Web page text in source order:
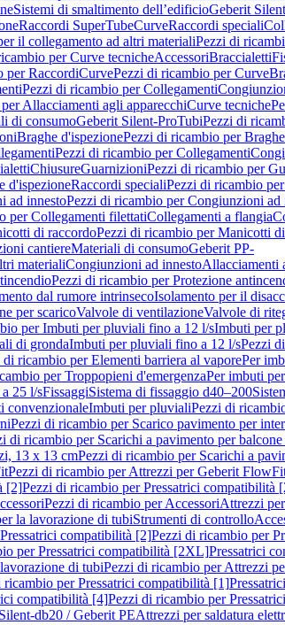
Sistemi di smaltimento dell’edificioGeberit
Raccordi SuperTubeCurveRaccordi speciali
il collegamento ad altri materialiPezzi di
per Curve tecnicheAccessoriBraccialetti
per RaccordiCurvePezzi di ricambio per Curve
Pezzi di ricambio per Collegamenti
Allacciamenti agli apparecchiCurve tecniche
di consumoGeberit Silent-ProTubiPezzi di
Braghe d'ispezionePezzi di ricambio per
Pezzi di ricambio per Collegamenti
ChiusureGuarnizioniPezzi di ricambio per
d'ispezioneRaccordi specialiPezzi di ricambio
ad innestoPezzi di ricambio per Congiunzioni ad
per Collegamenti filettatiCollegamenti a flangia
di raccordoPezzi di ricambio per Manicotti
cantiereMateriali di consumoGeberit PP-
materialiCongiunzioni ad innestoAllacciamenti
Pezzi di ricambio per Protezione
dal rumore intrinsecoIsolamento per il
per scaricoValvole di ventilazioneValvole di
per Imbuti per pluviali fino a 12 l/sImbuti per
di grondaImbuti per pluviali fino a 12 l/sPezzi
di ricambio per Elementi barriera al vaporePer
per Troppopieni d'emergenzaPer imbuti
25 l/sFissaggiSistema di fissaggio d40–200
convenzionaleImbuti per pluvialiPezzi di
Pezzi di ricambio per Scarico pavimento per
di ricambio per Scarichi a pavimento per
13 x 13 cmPezzi di ricambio per Scarichi a
Pezzi di ricambio per Attrezzi per Geberit
[2]Pezzi di ricambio per Pressatrici compatibilità
Pezzi di ricambio per AccessoriAttrezzi
la lavorazione di tubiStrumenti di controllo
Pressatrici compatibilità [2]Pezzi di ricambio per
per Pressatrici compatibilità [2XL]Pressatrici
di tubiPezzi di ricambio per Attrezzi
ricambio per Pressatrici compatibilità [1]
compatibilità [4]Pezzi di ricambio per
db20 / Geberit PEAttrezzi per saldatura